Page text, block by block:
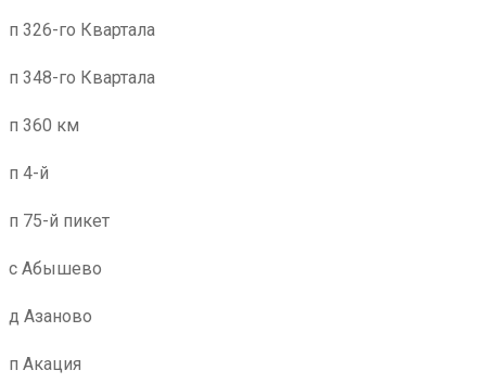
п 326-го Квартала
п 348-го Квартала
п 360 км
п 4-й
п 75-й пикет
с Абышево
д Азаново
п Акация